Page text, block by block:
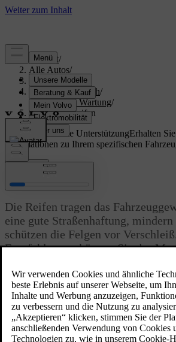
Support/
Alle Autos/
V60 2026/
Benutzerhandbuch/
Pflege und Wartung/
Räder und Reifen
Maßgeschneiderte UnterstützungErhalten
Informationen zu Ihrem spezifischen
Anmelden
Aktualisiert 16.04.2025
Räder und Reifen
Die Reifen tragen das
eine gute Straßenhaftung,
schützen die Felgen vor
Empfehlungen können Sie das